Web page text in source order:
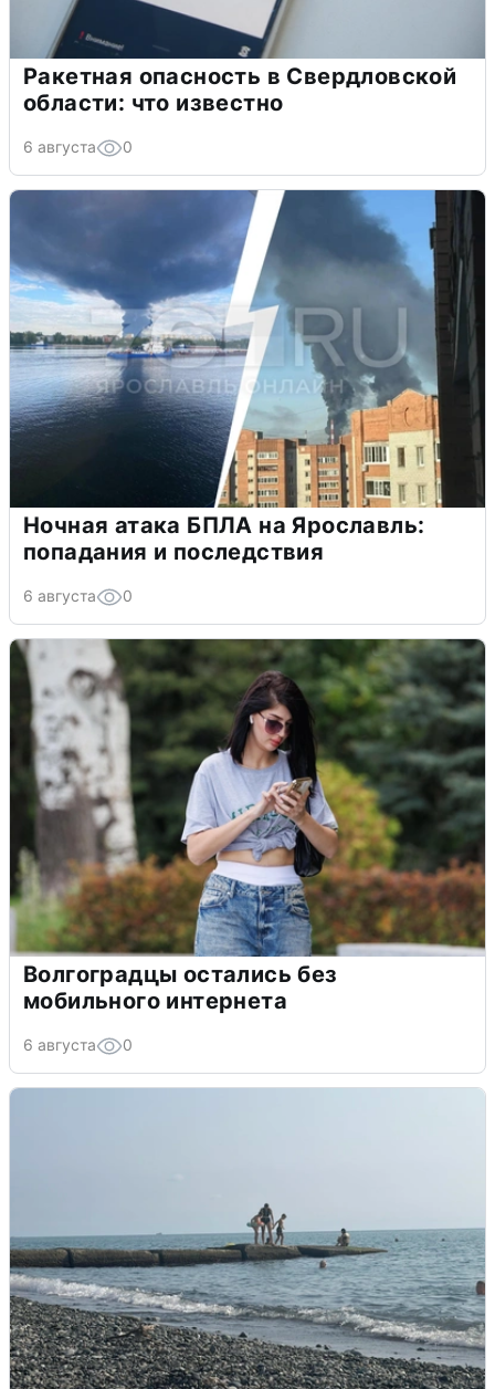
Ракетная опасность в Свердловской
области: что известно
6 августа 0
Ночная атака БПЛА на Ярославль:
попадания и последствия
6 августа 0
Волгоградцы остались без
мобильного интернета
6 августа 0